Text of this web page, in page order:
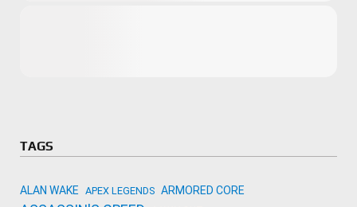
TAGS
ALAN WAKE APEX LEGENDS ARMORED CORE